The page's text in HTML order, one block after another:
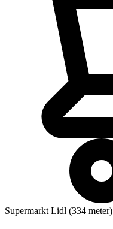
Supermarkt Lidl (334 meter)